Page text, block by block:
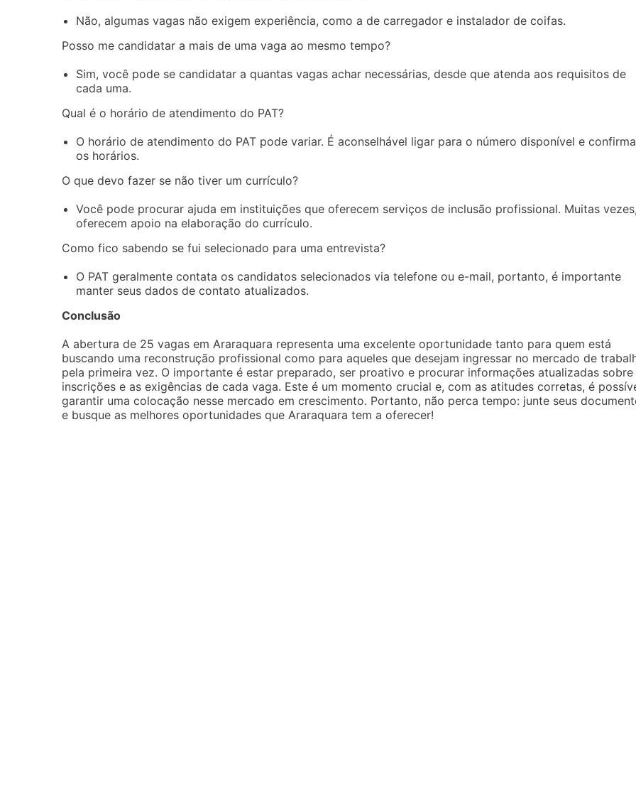
Não, algumas vagas não exigem experiência, como a de carregador e instalador de coifas.
Posso me candidatar a mais de uma vaga ao mesmo tempo?
Sim, você pode se candidatar a quantas vagas achar necessárias, desde que atenda aos requisitos de
cada uma.
Qual é o horário de atendimento do PAT?
O horário de atendimento do PAT pode variar. É aconselhável ligar para o número disponível e
os horários.
O que devo fazer se não tiver um currículo?
Você pode procurar ajuda em instituições que oferecem serviços de inclusão profissional. Muitas
oferecem apoio na elaboração do currículo.
Como fico sabendo se fui selecionado para uma entrevista?
O PAT geralmente contata os candidatos selecionados via telefone ou e-mail, portanto, é importante
manter seus dados de contato atualizados.
Conclusão
A abertura de 25 vagas em Araraquara representa uma excelente oportunidade tanto para quem está
buscando uma reconstrução profissional como para aqueles que desejam ingressar no mercado de
pela primeira vez. O importante é estar preparado, ser proativo e procurar informações atualizadas sobre
inscrições e as exigências de cada vaga. Este é um momento crucial e, com as atitudes corretas, é
garantir uma colocação nesse mercado em crescimento. Portanto, não perca tempo: junte seus
e busque as melhores oportunidades que Araraquara tem a oferecer!